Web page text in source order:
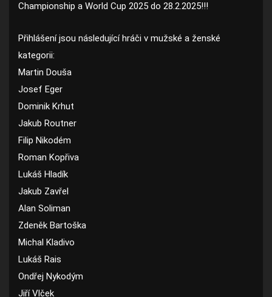
Championship a World Cup 2025 do 28.2.2025!!!
Přihlášení jsou následující hráči v mužské a ženské
kategorii:
Martin Douša
Josef Eger
Dominik Krhut
Jakub Routner
Filip Nikodém
Roman Kopřiva
Lukáš Hladík
Jakub Zavřel
Alan Soliman
Zdeněk Bartoška
Michal Kladivo
Lukáš Rais
Ondřej Nykodým
Jiří Vlček